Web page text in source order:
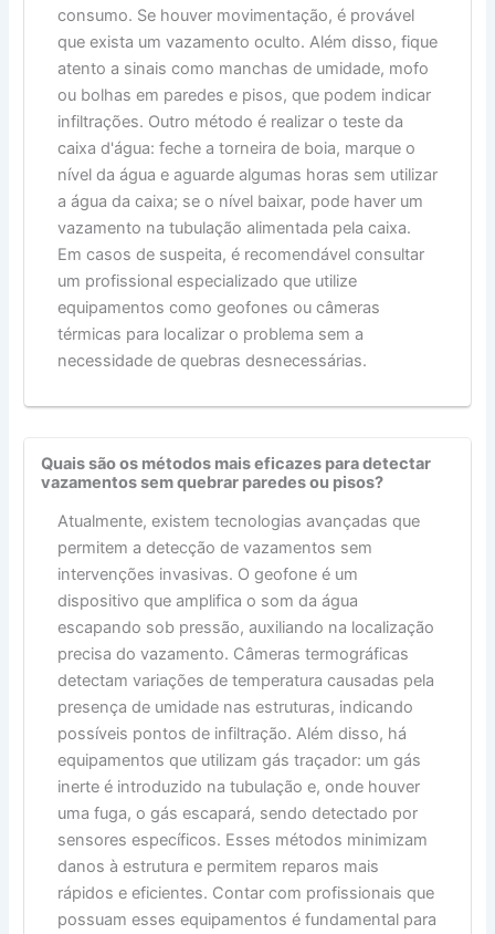
consumo. Se houver movimentação, é provável
que exista um vazamento oculto. Além disso, fique
atento a sinais como manchas de umidade, mofo
ou bolhas em paredes e pisos, que podem indicar
infiltrações. Outro método é realizar o teste da
caixa d'água: feche a torneira de boia, marque o
nível da água e aguarde algumas horas sem utilizar
a água da caixa; se o nível baixar, pode haver um
vazamento na tubulação alimentada pela caixa.
Em casos de suspeita, é recomendável consultar
um profissional especializado que utilize
equipamentos como geofones ou câmeras
térmicas para localizar o problema sem a
necessidade de quebras desnecessárias.
Quais são os métodos mais eficazes para detectar
vazamentos sem quebrar paredes ou pisos?
Atualmente, existem tecnologias avançadas que
permitem a detecção de vazamentos sem
intervenções invasivas. O geofone é um
dispositivo que amplifica o som da água
escapando sob pressão, auxiliando na localização
precisa do vazamento. Câmeras termográficas
detectam variações de temperatura causadas pela
presença de umidade nas estruturas, indicando
possíveis pontos de infiltração. Além disso, há
equipamentos que utilizam gás traçador: um gás
inerte é introduzido na tubulação e, onde houver
uma fuga, o gás escapará, sendo detectado por
sensores específicos. Esses métodos minimizam
danos à estrutura e permitem reparos mais
rápidos e eficientes. Contar com profissionais que
possuam esses equipamentos é fundamental para